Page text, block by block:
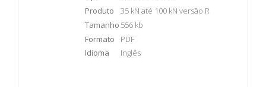
Produto
35 kN até 100 kN versão R
Tamanho 556 kb
Formato
PDF
Idioma
Inglês